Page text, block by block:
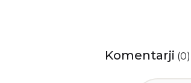
Komentarji (0)